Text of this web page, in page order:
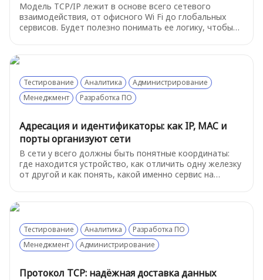
Модель TCP/IP лежит в основе всего сетевого
взаимодействия, от офисного Wi Fi до глобальных
сервисов. Будет полезно понимать ее логику, чтобы
Тестирование Аналитика
Администрирование
Менеджмент
Разработка ПО
Адресация и идентификаторы: как IP, MAC и
порты организуют сети
В сети у всего должны быть понятные координаты:
где находится устройство, как отличить одну железку
от другой и как понять, какой именно сервис на
Тестирование Аналитика
Разработка ПО
Менеджмент
Администрирование
Протокол TCP: надёжная доставка данных